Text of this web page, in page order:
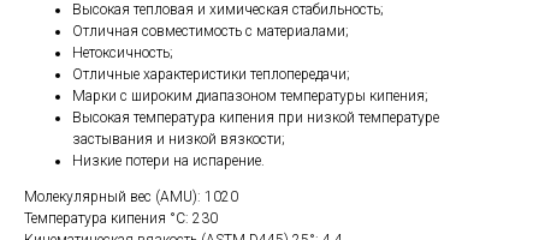
Высокая тепловая и химическая стабильность;
Отличная совместимость с материалами;
Нетоксичность;
Отличные характеристики теплопередачи;
Марки с широким диапазоном температуры кипения;
Высокая температура кипения при низкой температуре
застывания и низкой вязкости;
Низкие потери на испарение.
Молекулярный вес (AMU): 1020
Температура кипения °С: 230